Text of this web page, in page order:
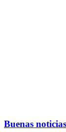
Buenas